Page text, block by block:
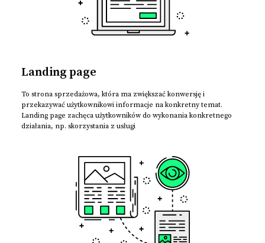
Landing page
To strona sprzedażowa, która ma zwiększać konwersję i
przekazywać użytkownikowi informacje na konkretny temat.
Landing page zachęca użytkowników do wykonania konkretnego
działania, np. skorzystania z usługi